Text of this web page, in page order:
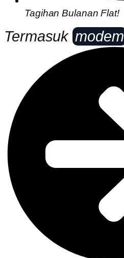
Tagihan Bulanan Flat!
Termasukmodem